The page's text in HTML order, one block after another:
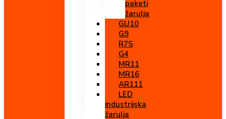
paketi
žarulja
GU10
G9
R7S
G4
MR11
MR16
AR111
LED
industrijska
žarulja